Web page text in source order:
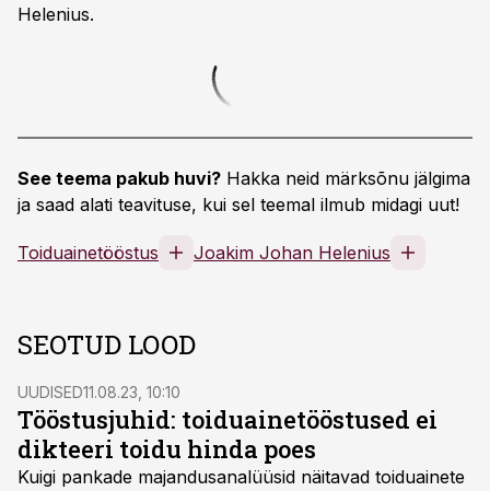
Helenius.
See teema pakub huvi? Hakka neid märksõnu jälgima
ja saad alati teavituse, kui sel teemal ilmub midagi uut!
Toiduainetööstus Joakim Johan Helenius
SEOTUD LOOD
UUDISED11.08.23, 10:10
Tööstusjuhid: toiduainetööstused ei
dikteeri toidu hinda poes
Kuigi pankade majandusanalüüsid näitavad toiduainete